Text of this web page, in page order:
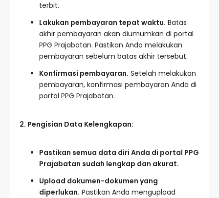
terbit.
Lakukan pembayaran tepat waktu. Batas
akhir pembayaran akan diumumkan di portal
PPG Prajabatan. Pastikan Anda melakukan
pembayaran sebelum batas akhir tersebut.
Konfirmasi pembayaran. Setelah melakukan
pembayaran, konfirmasi pembayaran Anda di
portal PPG Prajabatan.
2. Pengisian Data Kelengkapan:
Pastikan semua data diri Anda di portal PPG
Prajabatan sudah lengkap dan akurat.
Upload dokumen-dokumen yang
diperlukan. Pastikan Anda mengupload